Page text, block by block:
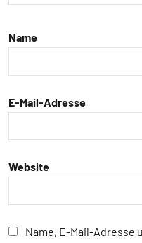
Name
E-Mail-Adresse
Website
Name, E-Mail-Adresse